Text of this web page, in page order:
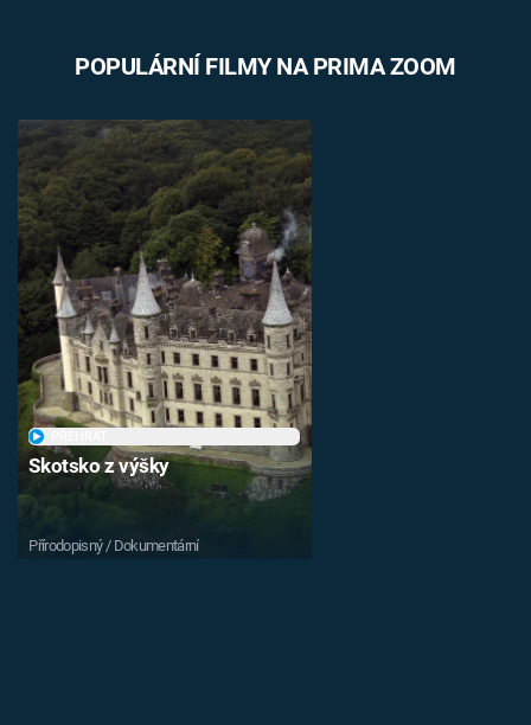
POPULÁRNÍ FILMY NA PRIMA ZOOM
Skotsko z výšky
Přírodopisný / Dokumentární